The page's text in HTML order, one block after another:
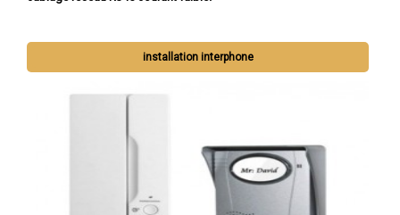
installation interphone